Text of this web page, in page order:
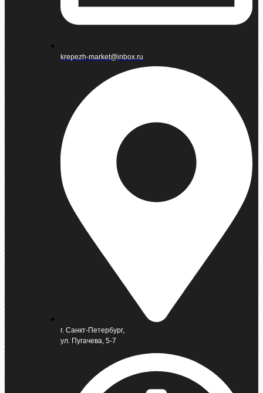
krepezh-market@inbox.ru
г. Санкт-Петербург,
ул. Пугачева, 5-7